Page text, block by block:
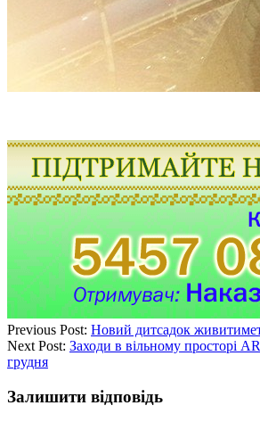
Previous Post: Новий дитсадок
Next Post: Заходи в вільному просторі
грудня
Залишити відповідь